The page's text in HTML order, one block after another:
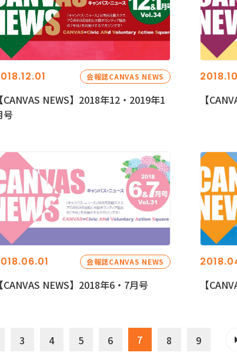
会報誌CANVAS NEWS
【CANVAS NEWS】2018年12・2019年1
号
【
会報誌CANVAS NEWS
【CANVAS NEWS】2018年6・7月号 【
3 4 5 6 7 8 9